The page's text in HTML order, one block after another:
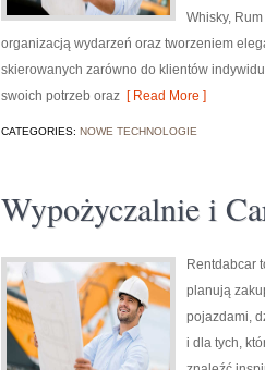
Whisky,
organizacją wydarzeń oraz tworzeniem
skierowanych zarówno do klientów
swoich potrzeb oraz [ Read More ]
CATEGORIES: NOWE TECHNOLOGIE
Wypożyczalnie i
Rentdabcar
planują
pojazdami,
i dla tych,